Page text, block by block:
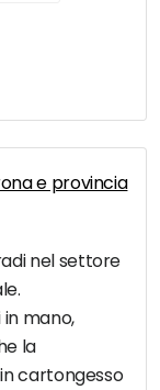
e provincia
nel settore
mano,
la
cartongesso